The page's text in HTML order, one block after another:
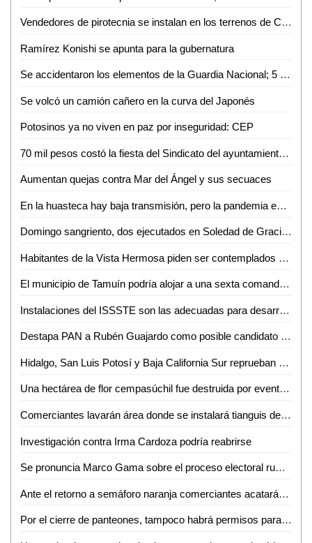
Vendedores de pirotecnia se instalan en los terrenos de Ciro Purata
Ramírez Konishi se apunta para la gubernatura
Se accidentaron los elementos de la Guardia Nacional; 5 heridos
Se volcó un camión cañero en la curva del Japonés
Potosinos ya no viven en paz por inseguridad: CEP
70 mil pesos costó la fiesta del Sindicato del ayuntamiento de Ciudad Valles
Aumentan quejas contra Mar del Ángel y sus secuaces
En la huasteca hay baja transmisión, pero la pandemia es asincrónica y asimétrica: Luztow
Domingo sangriento, dos ejecutados en Soledad de Graciano Sánchez
Habitantes de la Vista Hermosa piden ser contemplados por la DAPAS en tomas de drenaje
El municipio de Tamuín podría alojar a una sexta comandancia militar
Instalaciones del ISSSTE son las adecuadas para desarrollar un buen trabajo
Destapa PAN a Rubén Guajardo como posible candidato a la alcaldía capitalina
Hidalgo, San Luis Potosí y Baja California Sur reprueban en reinserción social
Una hectárea de flor cempasúchil fue destruida por evento de los razers en la zona tének
Comerciantes lavarán área donde se instalará tianguis de día de muertos
Investigación contra Irma Cardoza podría reabrirse
Se pronuncia Marco Gama sobre el proceso electoral rumbo al 2021
Ante el retorno a semáforo naranja comerciantes acatarán medidas de sanidad
Por el cierre de panteones, tampoco habrá permisos para el comercio informal